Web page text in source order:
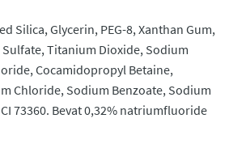
Silica, Glycerin, PEG-8, Xanthan Gum,
Titanium Dioxide, Sodium
Cocamidopropyl Betaine,
Chloride, Sodium Benzoate, Sodium
73360. Bevat 0,32% natriumfluoride